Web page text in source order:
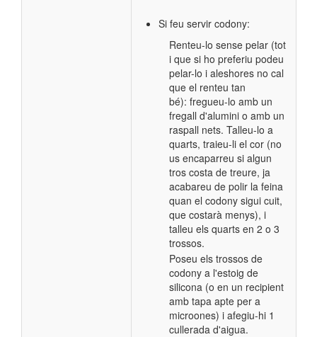
Si feu servir codony:
Renteu-lo sense pelar (tot
i que si ho preferiu podeu
pelar-lo i aleshores no cal
que el renteu tan
bé): fregueu-lo amb un
fregall d'alumini o amb un
raspall nets. Talleu-lo a
quarts, traieu-li el cor (no
us encaparreu si algun
tros costa de treure, ja
acabareu de polir la feina
quan el codony sigui cuit,
que costarà menys), i
talleu els quarts en 2 o 3
trossos.
Poseu els trossos de
codony a l'estoig de
silicona (o en un recipient
amb tapa apte per a
microones) i afegiu-hi 1
cullerada d'aigua.